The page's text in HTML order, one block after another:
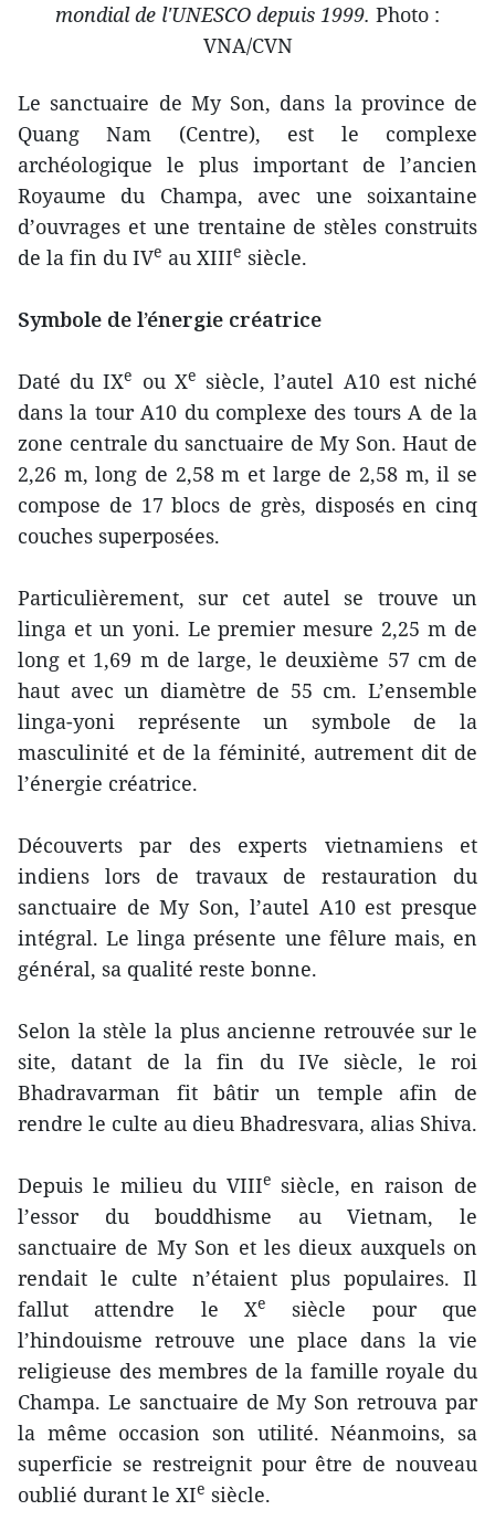
mondial de l'UNESCO depuis 1999. Photo :
VNA/CVN
Le sanctuaire de My Son, dans la province de
Quang Nam (Centre), est le complexe
archéologique le plus important de l’ancien
Royaume du Champa, avec une soixantaine
d’ouvrages et une trentaine de stèles construits
de la fin du IVe au XIIIe siècle.
Symbole de l’énergie créatrice
Daté du IXe ou Xe siècle, l’autel A10 est niché
dans la tour A10 du complexe des tours A de la
zone centrale du sanctuaire de My Son. Haut de
2,26 m, long de 2,58 m et large de 2,58 m, il se
compose de 17 blocs de grès, disposés en cinq
couches superposées.
Particulièrement, sur cet autel se trouve un
linga et un yoni. Le premier mesure 2,25 m de
long et 1,69 m de large, le deuxième 57 cm de
haut avec un diamètre de 55 cm. L’ensemble
linga-yoni représente un symbole de la
masculinité et de la féminité, autrement dit de
l’énergie créatrice.
Découverts par des experts vietnamiens et
indiens lors de travaux de restauration du
sanctuaire de My Son, l’autel A10 est presque
intégral. Le linga présente une fêlure mais, en
général, sa qualité reste bonne.
Selon la stèle la plus ancienne retrouvée sur le
site, datant de la fin du IVe siècle, le roi
Bhadravarman fit bâtir un temple afin de
rendre le culte au dieu Bhadresvara, alias Shiva.
Depuis le milieu du VIIIe siècle, en raison de
l’essor du bouddhisme au Vietnam, le
sanctuaire de My Son et les dieux auxquels on
rendait le culte n’étaient plus populaires. Il
fallut attendre le Xe
siècle pour que
l’hindouisme retrouve une place dans la vie
religieuse des membres de la famille royale du
Champa. Le sanctuaire de My Son retrouva par
la même occasion son utilité. Néanmoins, sa
superficie se restreignit pour être de nouveau
oublié durant le XIe siècle.